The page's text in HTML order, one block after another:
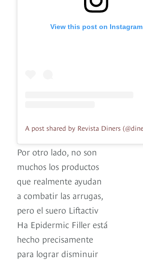
View this post on Instagram
Por otro lado, no son
muchos los productos
que realmente ayudan
a combatir las arrugas,
pero el suero Liftactiv
Ha Epidermic Filler está
hecho precisamente
para lograr disminuir